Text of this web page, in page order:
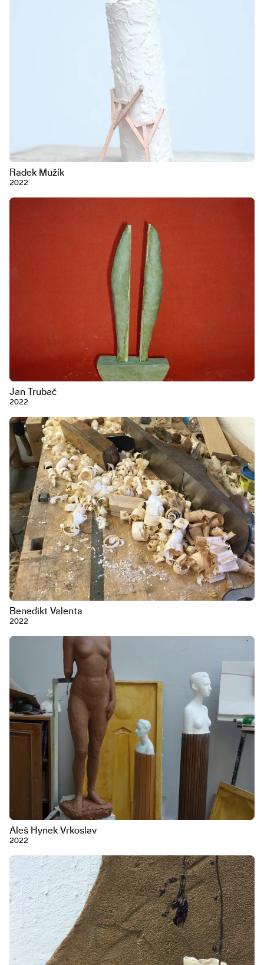
Radek Mužík
2022
Jan Trubač
2022
Benedikt Valenta
2022
Aleš Hynek Vrkoslav
2022